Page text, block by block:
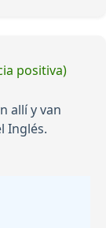
positiva)
allí y van
Inglés.